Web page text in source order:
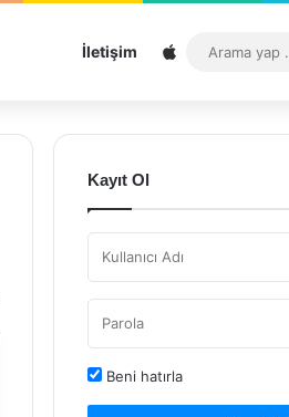
İletişim Sitemap
Kayıt Ol
Beni hatırla